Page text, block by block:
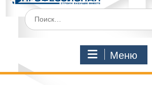
Поиск
по:
Меню